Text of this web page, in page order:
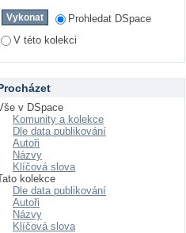
Prohledat DSpace
V této kolekci
v DSpace
Komunity a kolekce
Dle data publikování
Autoři
Názvy
Klíčová slova
kolekce
Dle data publikování
Autoři
Názvy
Klíčová slova